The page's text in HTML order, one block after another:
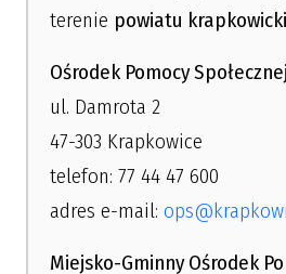
terenie powiatu
Ośrodek Pomocy
ul. Damrota 2
47-303 Krapkowice
telefon: 77 44 47 600
adres e-mail:
Miejsko-Gminny Ośrodek